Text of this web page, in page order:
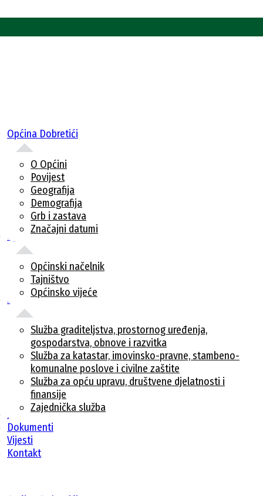
Općina Dobretići
O Općini
Povijest
Geografija
Demografija
Grb i zastava
Značajni datumi
Uprava
Općinski načelnik
Tajništvo
Općinsko vijeće
Službe
Služba graditeljstva, prostornog uređenja,
gospodarstva, obnove i razvitka
Služba za katastar, imovinsko-pravne, stambeno-
komunalne poslove i civilne zaštite
Služba za opću upravu, društvene djelatnosti i
finansije
Zajednička služba
Javne nabavke
Dokumenti
Vijesti
Kontakt